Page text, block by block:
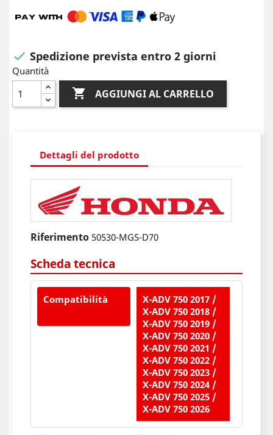
 Spedizione prevista entro 2 giorni
Quantità
 AGGIUNGI AL CARRELLO
Dettagli del prodotto
Riferimento 50530-MGS-D70
Scheda tecnica
Compatibilità
X-ADV 750 2017 /
X-ADV 750 2018 /
X-ADV 750 2019 /
X-ADV 750 2020 /
X-ADV 750 2021 /
X-ADV 750 2022 /
X-ADV 750 2023 /
X-ADV 750 2024 /
X-ADV 750 2025 /
X-ADV 750 2026